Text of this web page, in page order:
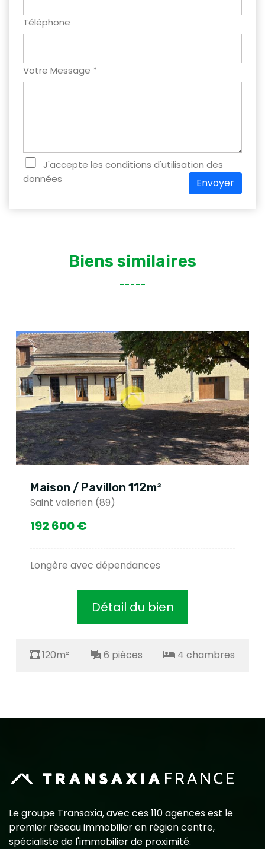
Téléphone
Votre Message *
J'accepte les conditions d'utilisation des
données
Envoyer
Biens similaires
Maison / Pavillon 112m²
Saint valerien (89)
192 600 €
Longère avec dépendances
Détail du bien
120m² 6 pièces 4 chambres
Le groupe Transaxia, avec ces 110 agences est le
premier réseau immobilier en région centre,
spécialiste de l'immobilier de proximité.